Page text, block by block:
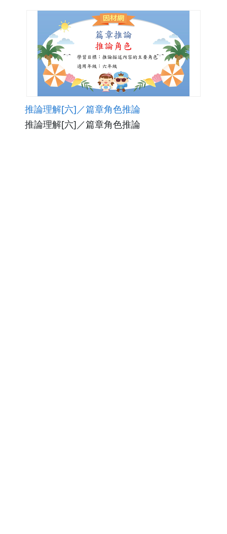
推論理解[六]／篇章角色推論
推論理解[六]／篇章角色推論